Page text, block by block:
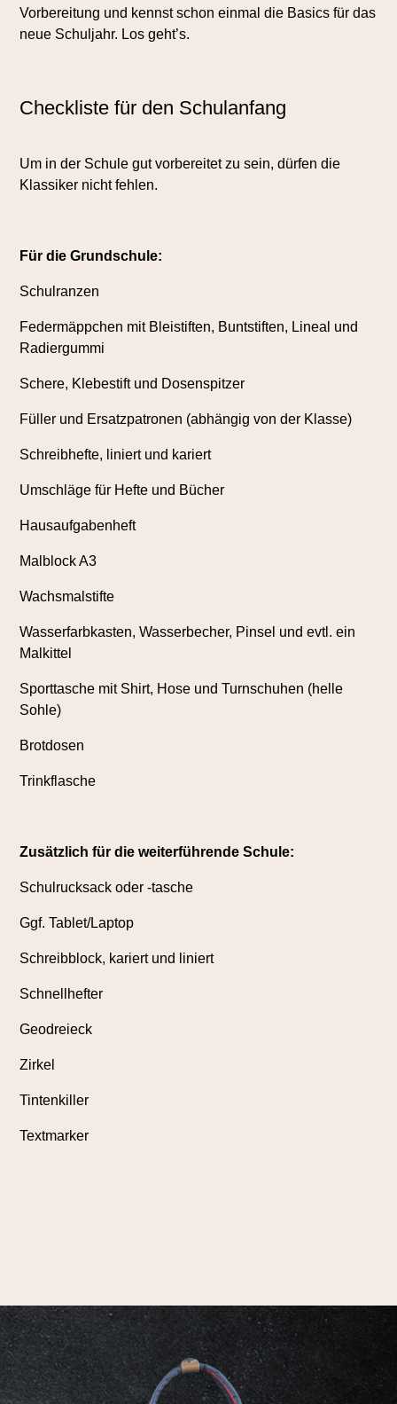
Vorbereitung und kennst schon einmal die Basics für das
neue Schuljahr. Los geht’s.
Checkliste für den Schulanfang
Um in der Schule gut vorbereitet zu sein, dürfen die
Klassiker nicht fehlen.
Für die Grundschule:
Schulranzen
Federmäppchen mit Bleistiften, Buntstiften, Lineal und
Radiergummi
Schere, Klebestift und Dosenspitzer
Füller und Ersatzpatronen (abhängig von der Klasse)
Schreibhefte, liniert und kariert
Umschläge für Hefte und Bücher
Hausaufgabenheft
Malblock A3
Wachsmalstifte
Wasserfarbkasten, Wasserbecher, Pinsel und evtl. ein
Malkittel
Sporttasche mit Shirt, Hose und Turnschuhen (helle
Sohle)
Brotdosen
Trinkflasche
Zusätzlich für die weiterführende Schule:
Schulrucksack oder -tasche
Ggf. Tablet/Laptop
Schreibblock, kariert und liniert
Schnellhefter
Geodreieck
Zirkel
Tintenkiller
Textmarker